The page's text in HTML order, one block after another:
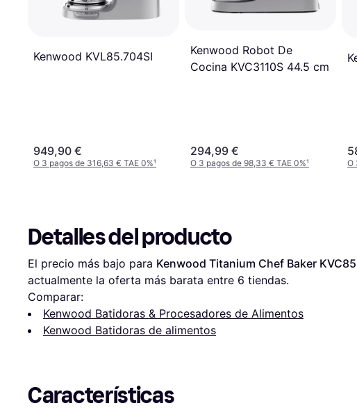
Kenwood KVL85.704SI
949,90 €
O 3 pagos de 316,63 € TAE 0%¹
Kenwood Robot De
Cocina KVC3110S 44.5 cm
294,99 €
O 3 pagos de 98,33 € TAE 0%¹ O
Detalles del producto
El precio más bajo para Kenwood Titanium Chef Baker
actualmente la oferta más barata entre 6 tiendas.
Comparar:
Kenwood Batidoras & Procesadores de Alimentos
Kenwood Batidoras de alimentos
Características